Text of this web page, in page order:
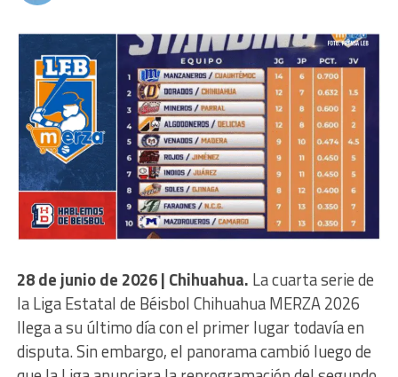
28 de junio de 2026 | Chihuahua. La cuarta serie de
la Liga Estatal de Béisbol Chihuahua MERZA 2026
llega a su último día con el primer lugar todavía en
disputa. Sin embargo, el panorama cambió luego de